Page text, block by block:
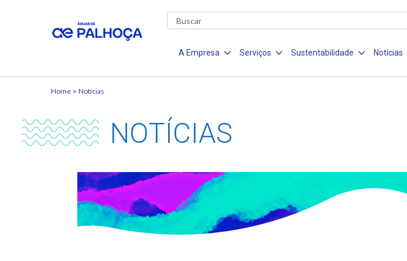
A Empresa Serviços Sustentabilidade Notícias
Home Notícias
NOTÍCIAS